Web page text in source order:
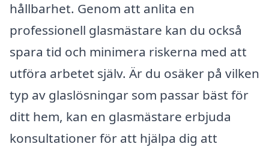
hållbarhet. Genom att anlita en
professionell glasmästare kan du också
spara tid och minimera riskerna med att
utföra arbetet själv. Är du osäker på vilken
typ av glaslösningar som passar bäst för
ditt hem, kan en glasmästare erbjuda
konsultationer för att hjälpa dig att